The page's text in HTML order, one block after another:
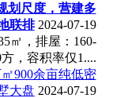
划尺度，营建多
联排 2024-07-19
㎡，排屋：160-
方，容积率仅1....
900余亩纯低密
大盘 2024-07-19